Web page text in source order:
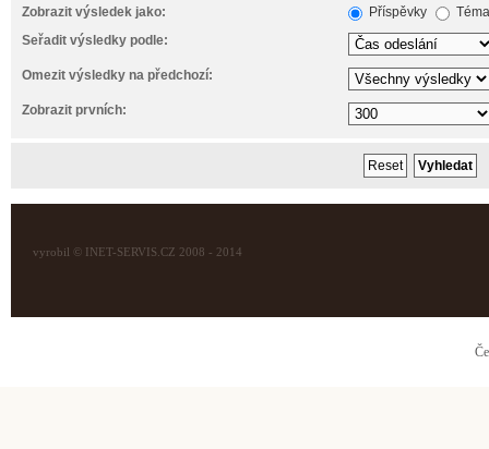
Zobrazit výsledek jako: Příspěvky
Seřadit výsledky podle:
Omezit výsledky na předchozí:
Zobrazit prvních:
vyrobil © INET-SERVIS.CZ 2008 - 2014